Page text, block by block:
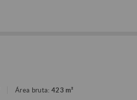
Área bruta: 423 m²